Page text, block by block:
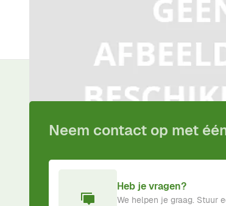
Digitale timer 6 programma's 12V
besteld, vandaagverzonden!
Neem contact op met
Heb je vragen?
We helpen je graag. Stuur